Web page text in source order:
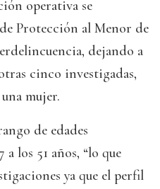
operativa se
Protección al Menor de
dejando a
cinco investigadas,
mujer.
de edades
los 51 años, “lo que
ya que el perfil